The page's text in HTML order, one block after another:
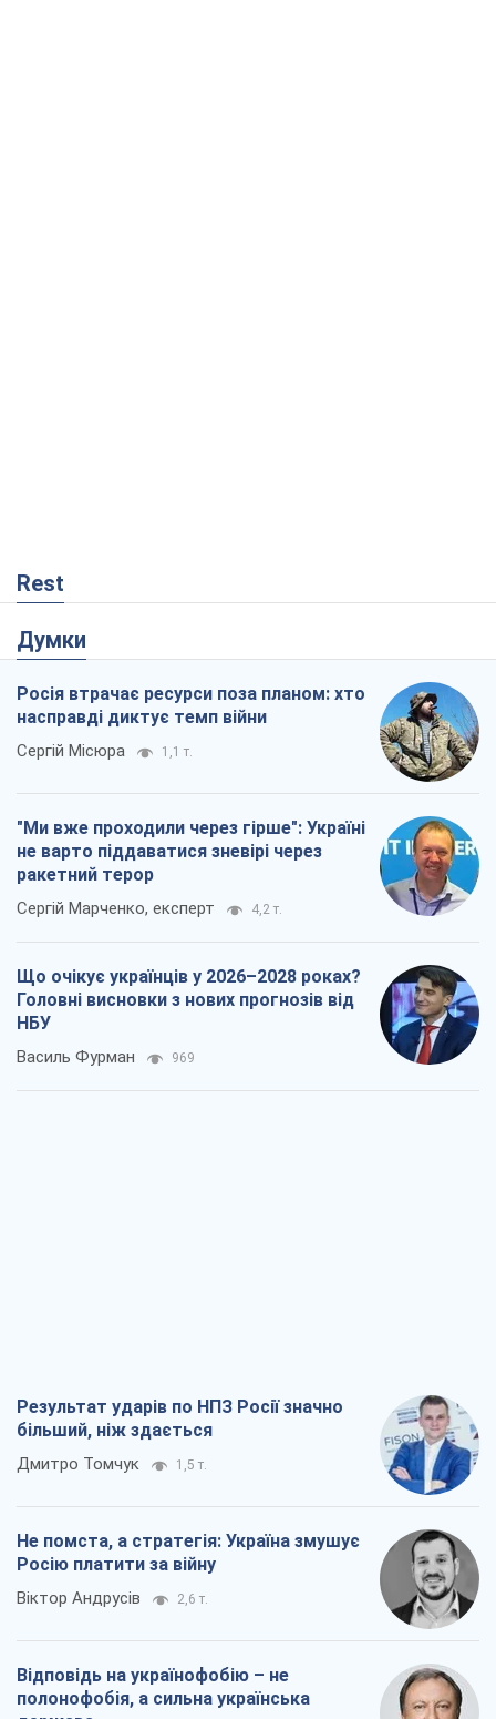
Rest
Думки
Росія втрачає ресурси поза планом: хто
насправді диктує темп війни
Сергій Місюра 1,1 т.
"Ми вже проходили через гірше": Україні
не варто піддаватися зневірі через
ракетний терор
Сергій Марченко, експерт 4,2 т.
Що очікує українців у 2026–2028 роках?
Головні висновки з нових прогнозів від
НБУ
Василь Фурман 969
Результат ударів по НПЗ Росії значно
більший, ніж здається
Дмитро Томчук 1,5 т.
Не помста, а стратегія: Україна змушує
Росію платити за війну
Віктор Андрусів 2,6 т.
Відповідь на українофобію – не
полонофобія, а сильна українська